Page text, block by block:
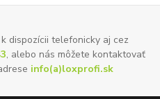
dispozícii telefonicky aj cez
, alebo nás môžete kontaktovať
info(a)loxprofi.sk